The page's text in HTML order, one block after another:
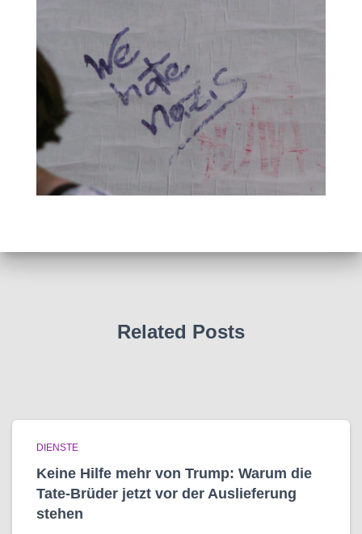
Related Posts
DIENSTE
Keine Hilfe mehr von Trump: Warum die
Tate-Brüder jetzt vor der Auslieferung
stehen